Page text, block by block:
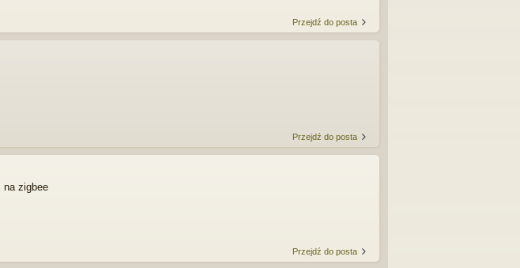
Przejdź do posta
Przejdź do posta
na zigbee
Przejdź do posta